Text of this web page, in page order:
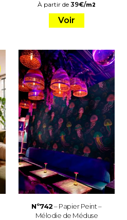
À partir de 39€/m2
Voir
Nº742– Papier Peint –
Mélodie de Méduse